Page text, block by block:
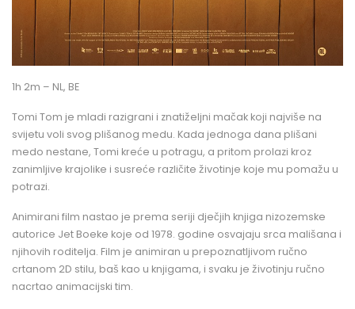
1h 2m – NL, BE
Tomi Tom je mladi razigrani i znatiželjni mačak koji najviše na
svijetu voli svog plišanog medu. Kada jednoga dana plišani
medo nestane, Tomi kreće u potragu, a pritom prolazi kroz
zanimljive krajolike i susreće različite životinje koje mu pomažu u
potrazi.
Animirani film nastao je prema seriji dječjih knjiga nizozemske
autorice Jet Boeke koje od 1978. godine osvajaju srca mališana i
njihovih roditelja. Film je animiran u prepoznatljivom ručno
crtanom 2D stilu, baš kao u knjigama, i svaku je životinju ručno
nacrtao animacijski tim.